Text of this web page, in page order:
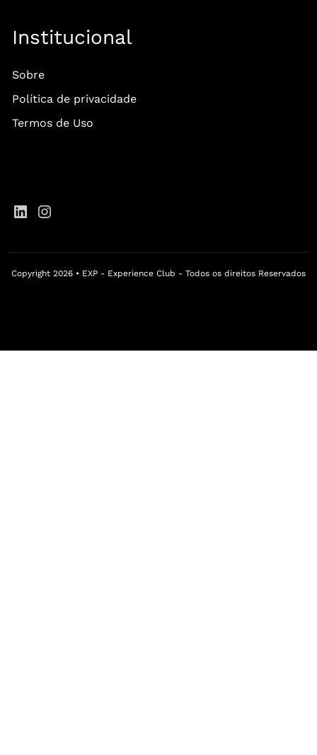
Institucional
Sobre
Política de privacidade
Termos de Uso
Copyright 2026 • EXP - Experience Club - Todos os direitos Reservados